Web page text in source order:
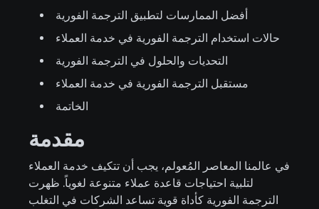
أفضل الممارسات لتطبيق الترجمة الفورية
حالات استخدام الترجمة الفورية في خدمة العملاء
التحديات والحلول في الترجمة الفورية
مستقبل الترجمة الفورية في خدمة العملاء
الخاتمة
مقدمة
في عالمنا المعاصر المُعولم، يجب أن تتكيف خدمة العملاء
لتلبية احتياجات قاعدة عملاء متنوعة لغوياً. ظهرت
الترجمة الفورية كأداة قوية تساعد الشركات في التغلب